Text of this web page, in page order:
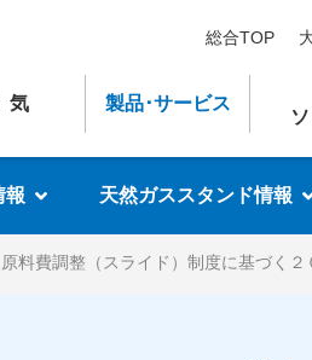
総合TOP
気 製品･サービス
報 天然ガススタンド情報
原料費調整（スライド）制度に基づく